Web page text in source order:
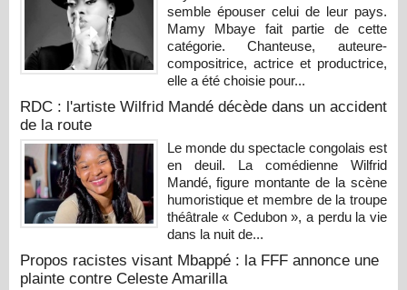
semble épouser celui de leur pays.
Mamy Mbaye fait partie de cette
catégorie. Chanteuse, auteure-
compositrice, actrice et productrice,
elle a été choisie pour...
RDC : l'artiste Wilfrid Mandé décède dans un accident
de la route
Le monde du spectacle congolais est
en deuil. La comédienne Wilfrid
Mandé, figure montante de la scène
humoristique et membre de la troupe
théâtrale « Cedubon », a perdu la vie
dans la nuit de...
Propos racistes visant Mbappé : la FFF annonce une
plainte contre Celeste Amarilla